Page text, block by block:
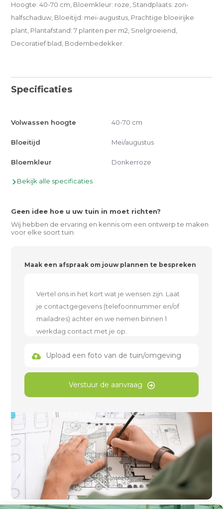
Hoogte: 40-70 cm, Bloemkleur: roze, Standplaats: zon-
halfschaduw, Bloeitijd: mei-augustus, Prachtige bloeirijke
plant, Plantafstand: 7 planten per m2, Snelgroeiend,
Decoratief blad, Bodembedekker.
Specificaties
Volwassen hoogte 40-70 cm
Bloeitijd Mei/augustus
Bloemkleur Donkerroze
Bekijk alle specificaties
Geen idee hoe u uw tuin in moet richten?
Wij hebben de ervaring en kennis om een ontwerp te maken
voor elke soort tuin.
Maak een afspraak om jouw plannen te bespreken
Upload een foto van de tuin/omgeving
Verstuur de aanvraag